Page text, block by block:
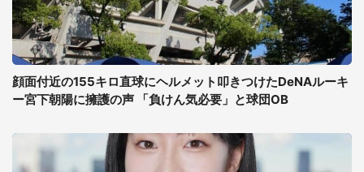
顔面付近の155キロ直球にヘルメット叩きつけたDeNAルーキ
ー宮下朝陽に擁護の声 「負けん気必要」と球団OB